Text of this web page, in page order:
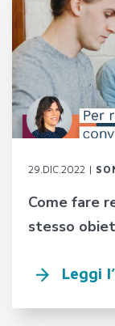
29.DIC.2022 |
Come fare
stesso
Leggi